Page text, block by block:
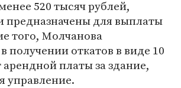
520 тысяч рублей,
предназначены для выплаты
того, Молчанова
получении откатов в виде 10
платы за здание,
управление.